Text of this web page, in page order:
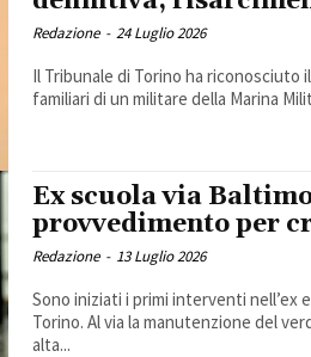
Redazione - 24 Luglio 2026
Il Tribunale di Torino ha riconosciuto
familiari di un militare della Marina
Ex scuola via
provvedimento per
Redazione - 13 Luglio 2026
Sono iniziati i primi interventi nell’ex
Torino. Al via la manutenzione del
alta...